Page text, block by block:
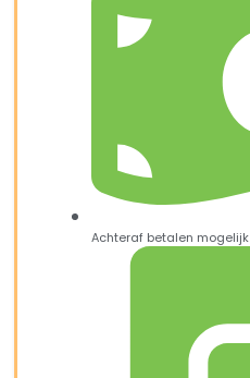
Achteraf betalen mogelijk